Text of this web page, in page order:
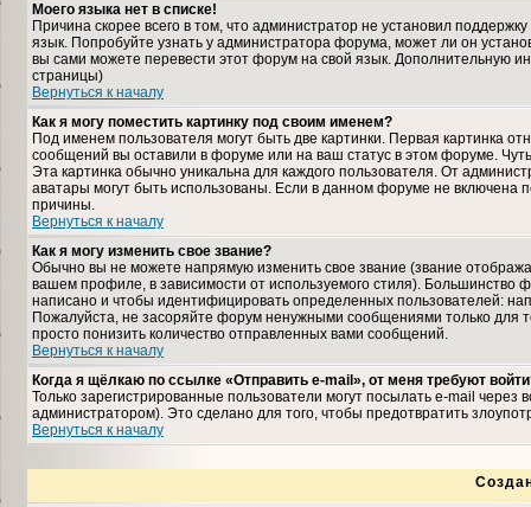
Моего языка нет в списке!
Причина скорее всего в том, что администратор не установил
язык. Попробуйте узнать у администратора форума, может ли он
вы сами можете перевести этот форум на свой язык. Дополнительную
страницы)
Вернуться к началу
Как я могу поместить картинку под своим именем?
Под именем пользователя могут быть две картинки. Первая картинка
сообщений вы оставили в форуме или на ваш статус в этом форуме.
Эта картинка обычно уникальна для каждого пользователя. От
аватары могут быть использованы. Если в данном форуме не включена
причины.
Вернуться к началу
Как я могу изменить свое звание?
Обычно вы не можете напрямую изменить свое звание (звание
вашем профиле, в зависимости от используемого стиля). Большинство
написано и чтобы идентифицировать определенных пользователей:
Пожалуйста, не засоряйте форум ненужными сообщениями только для
просто понизить количество отправленных вами сообщений.
Вернуться к началу
Когда я щёлкаю по ссылке «Отправить e-mail», от меня требуют
Только зарегистрированные пользователи могут посылать e-mail
администратором). Это сделано для того, чтобы предотвратить
Вернуться к началу